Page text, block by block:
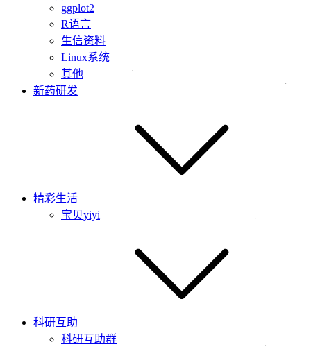
ggplot2
R语言
生信资料
Linux系统
其他
新药研发
精彩生活
宝贝yiyi
科研互助
科研互助群